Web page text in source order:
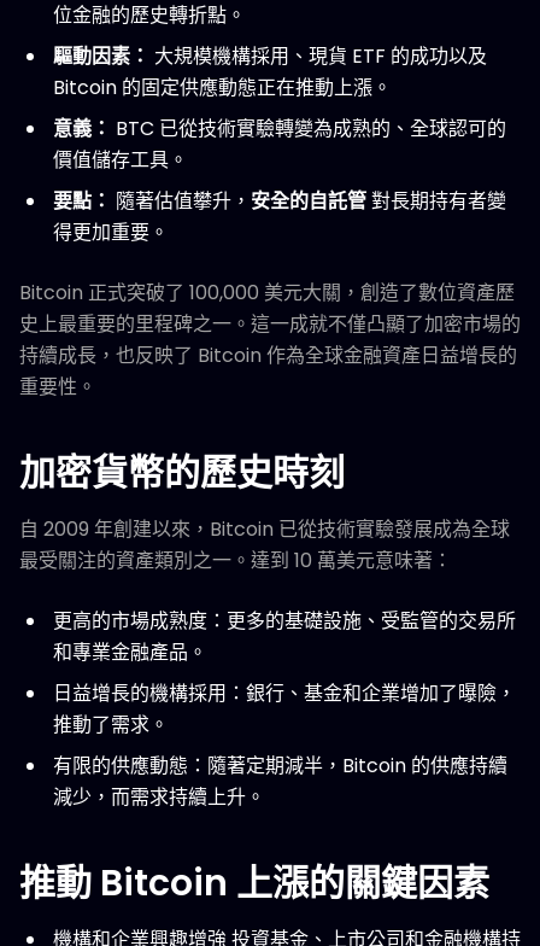
位金融的歷史轉折點。
驅動因素： 大規模機構採用、現貨 ETF 的成功以及
Bitcoin 的固定供應動態正在推動上漲。
意義： BTC 已從技術實驗轉變為成熟的、全球認可的
價值儲存工具。
要點： 隨著估值攀升， 安全的自託管對長期持有者變
得更加重要。
Bitcoin 正式突破了 100,000 美元大關，創造了數位資產歷
史上最重要的里程碑之一。這一成就不僅凸顯了加密市場的
持續成長，也反映了 Bitcoin 作為全球金融資產日益增長的
重要性。
加密貨幣的歷史時刻
自 2009 年創建以來，Bitcoin 已從技術實驗發展成為全球
最受關注的資產類別之一。達到 10 萬美元意味著：
更高的市場成熟度：更多的基礎設施、受監管的交易所
和專業金融產品。
日益增長的機構採用：銀行、基金和企業增加了曝險，
推動了需求。
有限的供應動態：隨著定期減半，Bitcoin 的供應持續
減少，而需求持續上升。
推動 Bitcoin 上漲的關鍵因素
機構和企業興趣增強 投資基金、上市公司和金融機構持